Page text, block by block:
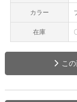
カラー
在庫
こ